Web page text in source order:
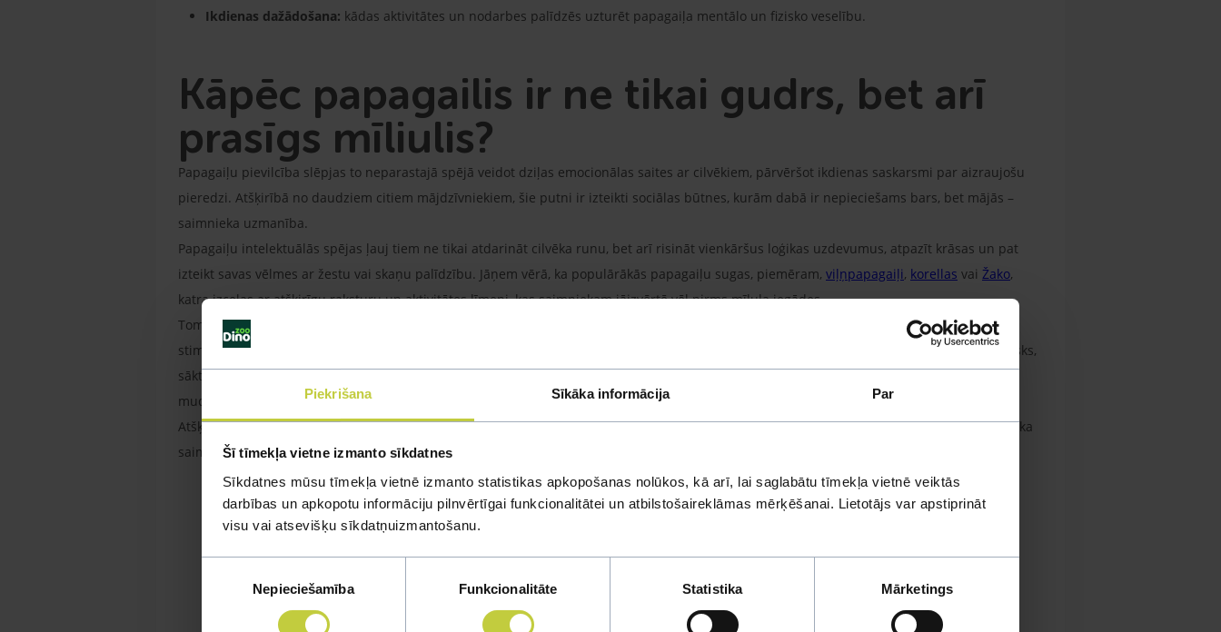
Piekrišana Sīkāka informācija Par
Šī tīmekļa vietne izmanto sīkdatnes
Sīkdatnes mūsu tīmekļa vietnē izmanto statistikas apkopošanas nolūkos, kā arī, lai saglabātu tīmekļa vietnē veiktās
darbības un apkopotu informāciju pilnvērtīgai funkcionalitātei un atbilstošaireklāmas mērķēšanai. Lietotājs var apstiprināt
visu vai atsevišķu sīkdatņuizmantošanu.
Nepieciešamība Funkcionalitāte Statistika Mārketings
Ikdienas dažādošana: kādas aktivitātes un nodarbes palīdzēs uzturēt papagaiļa mentālo un fizisko veselību.
Kāpēc papagailis ir ne tikai gudrs, bet arī
prasīgs mīliulis?
Papagaiļu pievilcība slēpjas to neparastajā spējā veidot dziļas emocionālas saites ar cilvēkiem, pārvēršot ikdienas saskarsmi par aizraujošu
pieredzi. Atšķirībā no daudziem citiem mājdzīvniekiem, šie putni ir izteikti sociālas būtnes, kurām dabā ir nepieciešams bars, bet mājās –
saimnieka uzmanība.
Papagaiļu intelektuālās spējas ļauj tiem ne tikai atdarināt cilvēka runu, bet arī risināt vienkāršus loģikas uzdevumus, atpazīt krāsas un pat
izteikt savas vēlmes ar žestu vai skaņu palīdzību. Jāņem vērā, ka populārākās papagaiļu sugas, piemēram, viļņpapagaiļi, korellas vai Žako,
katra izceļas ar atšķirīgu raksturu un aktivitātes līmeni, kas saimniekam jāizvērtē vēl pirms mīluļa iegādes.
Tomēr augstais intelekts uzliek arī ievērojami lielāku atbildību saimniekam, jo putns, kuram trūkst atbilstošas nodarbes un mentālās
stimulācijas, var saskarties ar nopietnām uzvedības un veselības problēmām. Garlaicības un vientulības ietekmē papagailis var kļūt apātisks,
sākt pārmērīgi kliegt vai pat pašdestruktīvi plūkt savas spalvas, tādēļ ir kritiski svarīgi nodrošināt vidi, kas simulē dabisko dzīves telpu un
mudina uz izpēti.
Atšķirībā no citiem mājdzīvniekiem, kuriem nereti pietiek ar fizisku aktivitāti, putnam ir nepieciešami intelektuāli izaicinājumi, kas nozīmē, ka
saimniekam regulāri jāvelta laiks tiešai komunikācijai, interaktīvām spēlēm un apmācību procesam.